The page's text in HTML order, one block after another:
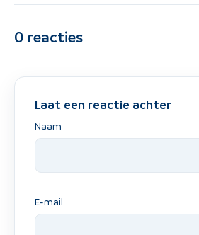
0 reacties
Laat een reactie achter
Naam
E-mail